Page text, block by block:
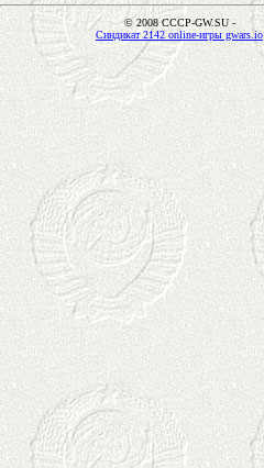
© 2008 CCCP-GW.SU -
Синдикат 2142 online-игры gwars.io